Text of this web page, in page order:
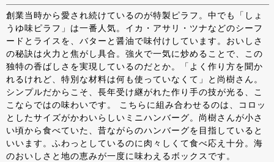
創業当時から愛され続けているのが特製ピラフ。中でも「しょ
うゆ味ピラフ」は一番人気。イカ・アサリ・ツナなどのシーフ
ードとライスを、バターと醤油で味付けしています。おいしさ
の秘訣は火力と焦がし具合。強火で一気に炒めることで、この
独特の香ばしさを実現しているのだとか。「よく作り方を聞か
れるけれど、特別な材料は何も使っていなくて」と尚樹さん。
シンプルだからこそ、長年受け継がれた作り手の技が光る、こ
こならではの味わいです。 こちらに組み合わせるのは、コロッ
としたサイズがかわいらしいミニハンバーグ。尚樹さんが小さ
い頃から食べていた、昔ながらのハンバーグを目指していると
いいます。ふわっとしているのに肉々しくて食べ応え十分。海
のおいしさと地の恵みが一度に味わえるボックスです。